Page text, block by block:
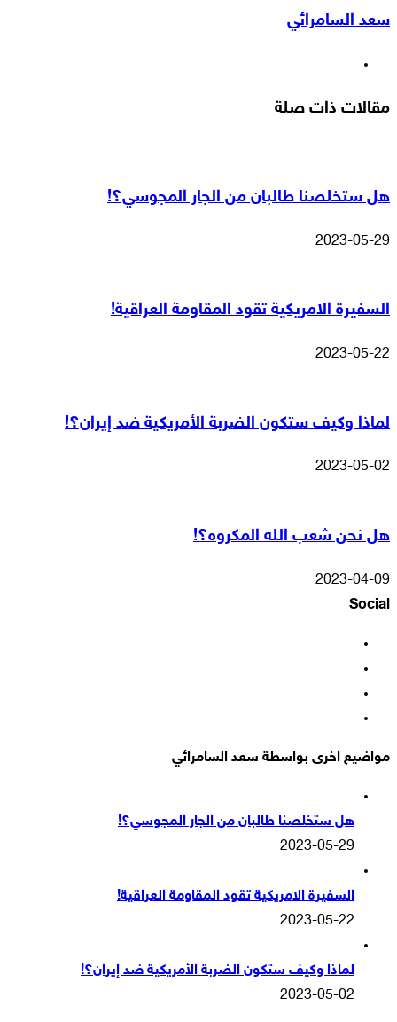
البريد
سعد السامرائي
مقالات ذات صلة
هل ستخلصنا طالبان من الجار المجوسي؟!
2023-05-29
السفيرة الامريكية تقود المقاومة العراقية!
2023-05-22
لماذا وكيف ستكون الضربة الأمريكية ضد إيران؟!
2023-05-02
هل نحن شعب الله المكروه؟!
2023-04-09
Social
مواضيع اخرى بواسطة سعد السامرائي
هل ستخلصنا طالبان من الجار المجوسي؟!
2023-05-29
السفيرة الامريكية تقود المقاومة العراقية!
2023-05-22
لماذا وكيف ستكون الضربة الأمريكية ضد إيران؟!
2023-05-02